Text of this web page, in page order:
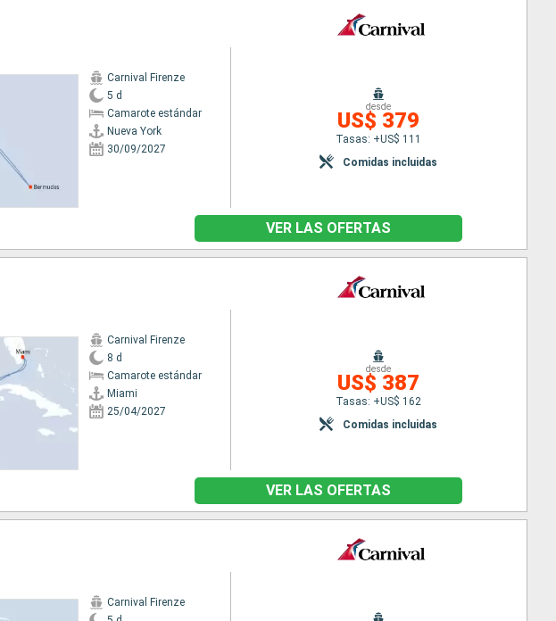
Carnival Firenze
5 d
Camarote estándar
Nueva York
30/09/2027
desde
US$ 379
Tasas: +US$ 111
Comidas incluidas
VER LAS OFERTAS
Carnival Firenze
8 d
Camarote estándar
Miami
25/04/2027
desde
US$ 387
Tasas: +US$ 162
Comidas incluidas
VER LAS OFERTAS
Carnival Firenze